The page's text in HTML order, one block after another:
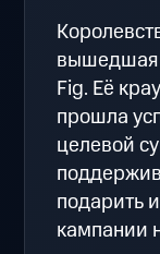
вышедшая
Fig. Её
прошла
целевой
подарить
кампании